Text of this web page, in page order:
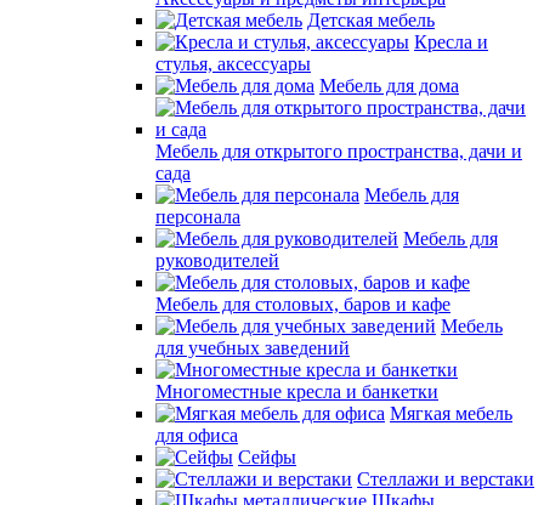
Детская мебель
Кресла и
стулья, аксессуары
Мебель для дома
Мебель для открытого пространства, дачи и
сада
Мебель для
персонала
Мебель для
руководителей
Мебель для столовых, баров и кафе
Мебель
для учебных заведений
Многоместные кресла и банкетки
Мягкая мебель
для офиса
Сейфы
Стеллажи и верстаки
Шкафы